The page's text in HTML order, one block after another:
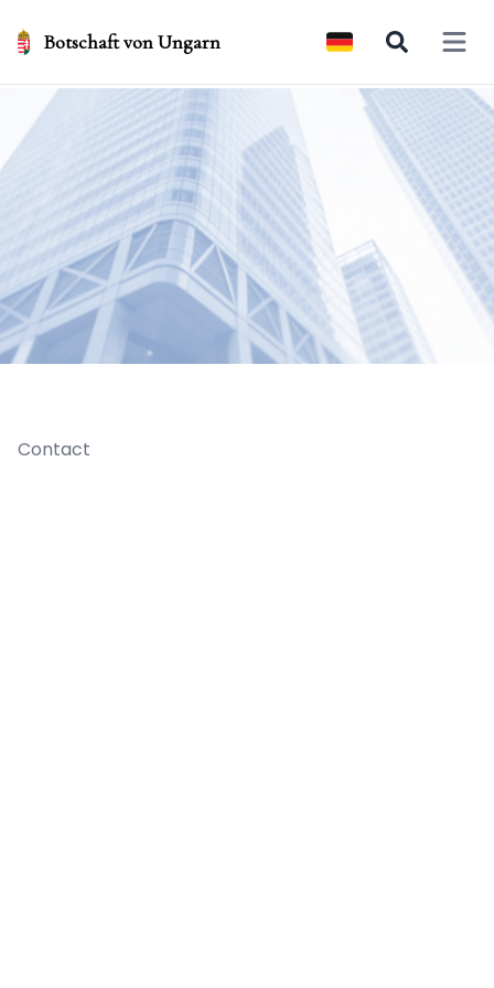
Botschaft von Ungarn Open
Contact